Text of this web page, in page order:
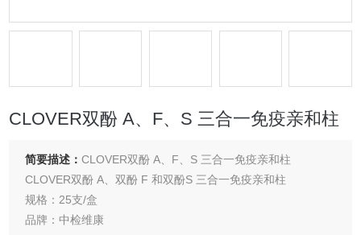
CLOVER双酚 A、F、S 三合一免疫亲和柱
简要描述：CLOVER双酚 A、F、S 三合一免疫亲和柱
CLOVER双酚 A、双酚 F 和双酚S 三合一免疫亲和柱
规格：25支/盒
品牌：中检维康